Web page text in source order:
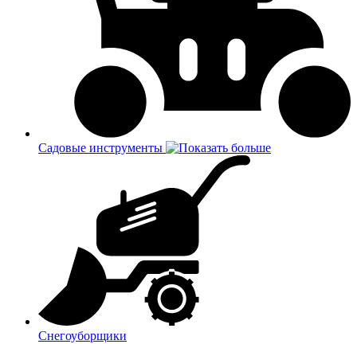
Садовые инструменты
Снегоуборщики